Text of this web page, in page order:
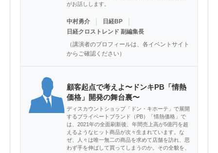
がお話しします。
中村勇介 日経BP
日経クロストレンド 副編集長
（講演者のプロフィールは、各イベントサイト
からご確認ください）
顧客起点で考えよ〜ドンキPB「情熱
価格」開発の舞台裏〜
ディスカウントショップ「ドン・キホーテ」で展開
するプライベートブランド（PB）「情熱価格」で
は、2021年の全面刷新後、年間売上高が5億円を超
えるようなヒット商品が次々生まれています。な
ぜ、人々は唯一無二の商品を求めて店舗を訪れ、思
わず手を伸ばして買ってしまうのか。その全貌を、